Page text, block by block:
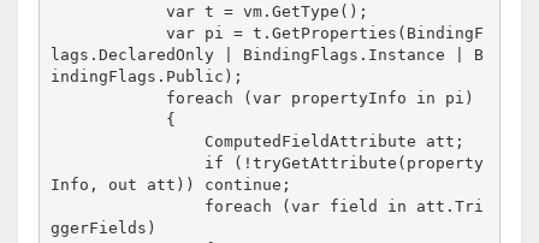
            var t = vm.GetType();
            var pi = t.GetProperties(BindingF
lags.DeclaredOnly | BindingFlags.Instance | B
indingFlags.Public);
Info, out att)) continue;
ggerFields)